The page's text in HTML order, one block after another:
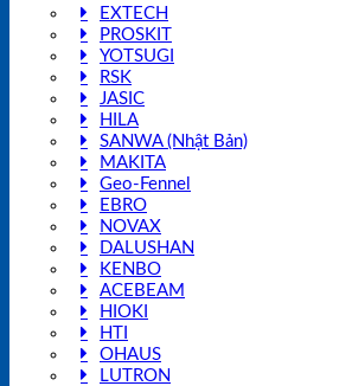
EXTECH
PROSKIT
YOTSUGI
RSK
JASIC
HILA
SANWA (Nhật Bản)
MAKITA
Geo-Fennel
EBRO
NOVAX
DALUSHAN
KENBO
ACEBEAM
HIOKI
HTI
OHAUS
LUTRON